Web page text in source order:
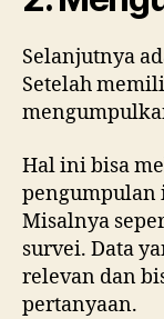
Selanjutnya
Setelah
Hal ini bisa
pengumpulan
Misalnya
survei. Data
relevan dan
pertanyaan.